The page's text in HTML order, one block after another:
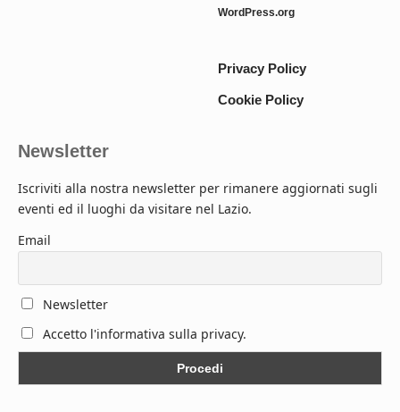
WordPress.org
Privacy Policy
Cookie Policy
Newsletter
Iscriviti alla nostra newsletter per rimanere aggiornati sugli
eventi ed il luoghi da visitare nel Lazio.
Email
Newsletter
Accetto l'informativa sulla privacy.